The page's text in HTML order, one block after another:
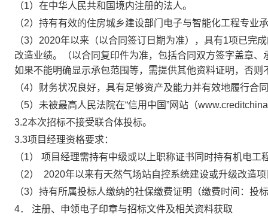
（1） 在中华人民共和国境内注册的法人。
（2） 持有有效的住房城乡建设部门电子与智能化工程专业
（3） 2020年以来（以合同签订日期为准），具有1项已完
改造业绩。
（以合同复印件为准，包括合同双方签字盖章、
如果不能明确显示承包范围等，需提供其他资料证明，否则
（4）财务状况良好，具有足够资产及能力并有效地履行合
（5） 未被最高人民法院在“信用中国”网站（
3.2本次招标不接受联合体投标。
3.3项目经理资格要求 ：
（1）
项目经理需持有中级或以上职称证书 同时持有机电工
（2）
2020年以来有天然气场站自控系统建设或升级改造
（3）持有所属投标人缴纳的社保缴费证明（缴费时间：投
4．
注册、申领电子印章与招标文件及相关资料获取